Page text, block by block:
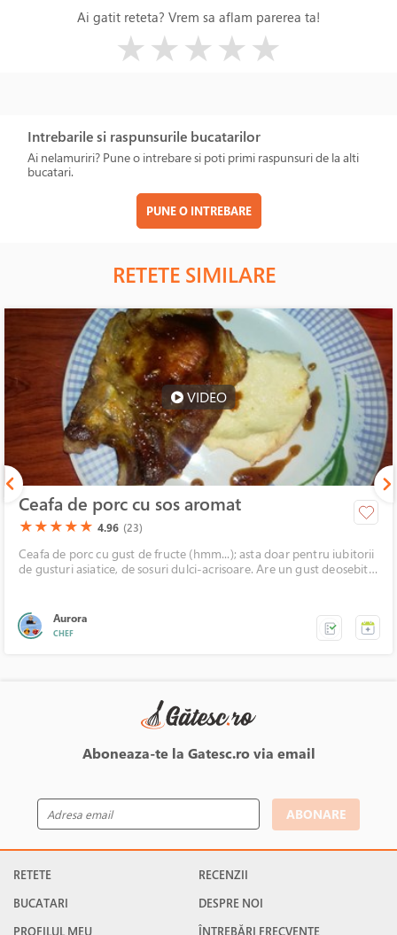
Ai gatit reteta? Vrem sa aflam parerea ta!
★★★★★
Intrebarile si raspunsurile bucatarilor
Ai nelamuriri? Pune o intrebare si poti primi raspunsuri de la alti
bucatari.
PUNE O INTREBARE
RETETE SIMILARE
VIDEO
Ceafa de porc cu sos aromat
(*)
★(*)
★(*)
★(*)
★(*)
★ 4.96 (23)
Ceafa de porc cu gust de fructe (hmm...); asta doar pentru iubitorii
de gusturi asiatice, de sosuri dulci-acrisoare. Are un gust deosebit,
Aurora
CHEF
Aboneaza-te la Gatesc.ro via email
ABONARE
RETETE
BUCATARI
PROFILUL MEU
RECENZII
DESPRE NOI
ÎNTREBĂRI FRECVENTE